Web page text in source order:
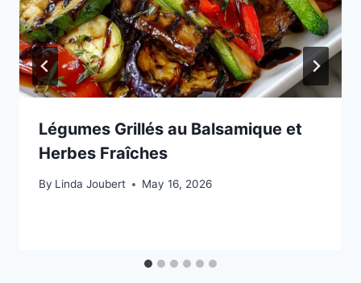
Légumes Grillés au Balsamique et
Herbes Fraîches
By Linda Joubert May 16, 2026